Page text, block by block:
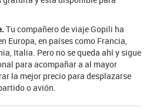
Tu compañero de viaje Gopili ha
Europa, en países como Francia,
Italia. Pero no se queda ahí y sigue
para acompañar a al mayor
la mejor precio para desplazarse
o avión.